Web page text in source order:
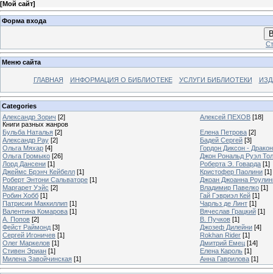
[Мой сайт]
Форма входа
Меню сайта
ГЛАВНАЯ ИНФОРМАЦИЯ О БИБЛИОТЕКЕ УСЛУГИ БИБЛИОТЕКИ
Categories
Александр Зорич [2]
Книги разных жанров
Алексей ПЕХОВ [18]
Бульба Наталья [2] Елена Петрова [2]
Александр Рау [2] Бадей Сергей [3]
Ольга Мяхар [4]
Гордон Диксон -
Ольга Громыко [26]
Джон Рональд Руэл
Лорд Дансени [1] Роберта Э. Говарда [1]
Джеймс Брэнч Кейбелл [1] Кристофер Паолини [1]
Роберт Энтони Сальваторе [1]
Джоан Джоанна
Маргарет Уэйс [2] Владимир Павелко [1]
Робин Хобб [1] Гай Гэвриэл Кей [1]
Патрисии Маккиллип [1] Чарльз де Линт [1]
Валентина Комарова [1] Вячеслав Грацкий [1]
А. Попов [2] В. Пучков [1]
Фейст Раймонд [3] Джозеф Дилейни [4]
Сергей Игоничев [1] Rokhan Rider [1]
Олег Маркелов [1] Дмитрий Емец [14]
Стивен Эриан [1] Елена Кароль [1]
Милена Завойчинская [1] Анна Гаврилова [1]